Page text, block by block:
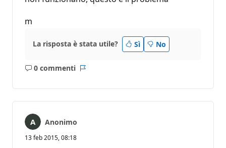
m
La risposta è stata utile? Sì No
0 commenti
Nessun
Anonimo
13 feb 2015, 08:18